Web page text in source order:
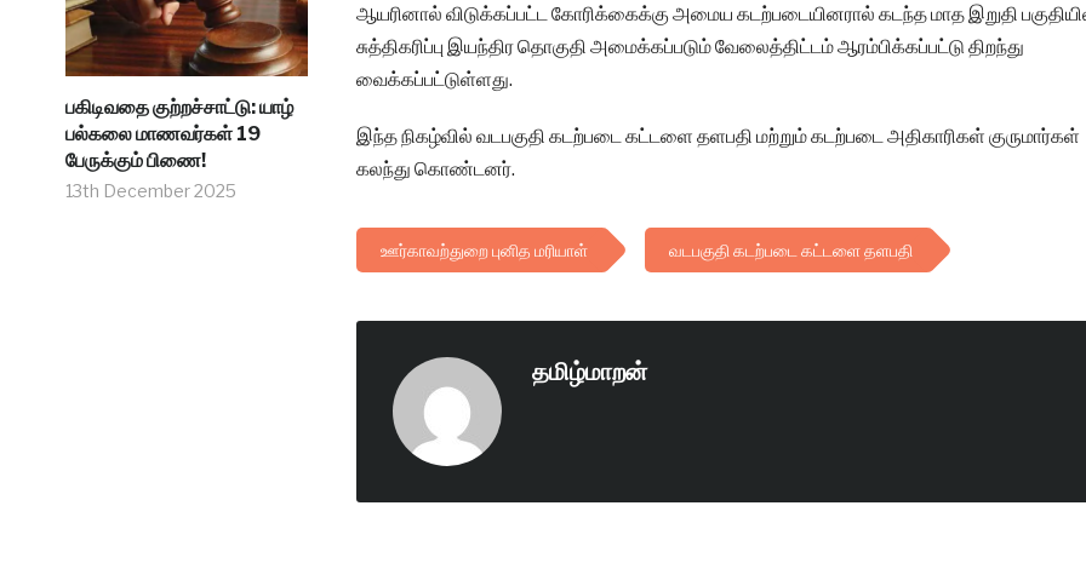
பகிடிவதை குற்றச்சாட்டு: யாழ்
பல்கலை மாணவர்கள் 19
பேருக்கும் பிணை!
13th December 2025
ஆயரினால் விடுக்கப்பட்ட கோரிக்கைக்கு அமைய கடற்படையினரால் கடந்த மாத இறுதி
சுத்திகரிப்பு இயந்திர தொகுதி அமைக்கப்படும் வேலைத்திட்டம் ஆரம்பிக்கப்பட்டு திறந்து
வைக்கப்பட்டுள்ளது.
இந்த நிகழ்வில் வடபகுதி கடற்படை கட்டளை தளபதி மற்றும் கடற்படை அதிகாரிகள் குருமார்கள்
கலந்து கொண்டனர்.
ஊர்காவற்துறை புனித மரியாள் வடபகுதி கடற்படை கட்டளை தளபதி
தமிழ்மாறன்